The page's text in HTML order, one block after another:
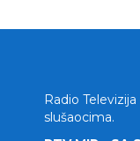
Radio
slušaocima.